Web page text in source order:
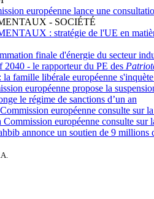
européenne lance une
- SOCIÉTÉ
: stratégie de l'UE en
finale d'énergie du secteur
2040 - le rapporteur du PE des
la famille libérale européenne
européenne propose la
le régime de sanctions d’un an
européenne consulte sur
Commission européenne consulte
annonce un soutien de 9 millions